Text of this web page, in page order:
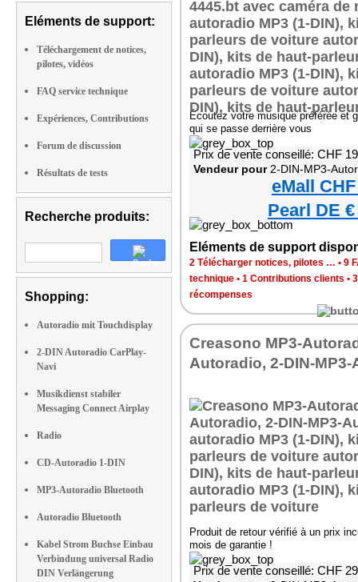
Eléments de support:
Téléchargement de notices,
pilotes, vidéos
FAQ service technique
Expériences, Contributions
Forum de discussion
Résultats de tests
Recherche produits:
Shopping:
Autoradio mit Touchdisplay
2-DIN Autoradio CarPlay-
Navi
Musikdienst stabiler
Messaging Connect Airplay
Radio
CD-Autoradio 1-DIN
MP3-Autoradio Bluetooth
Autoradio Bluetooth
Kabel Strom Buchse Einbau
Verbindung universal Radio
DIN Verlängerung
Écoutez votre musique préférée et
qui se passe derrière vous
Prix de vente conseillé: CHF
Vendeur pour2-DIN-MP3-Autoradio mit
eMall
Pearl DE
Eléments de support
2 Télécharger notices, pilotes … • 9
technique • 1 Contributions clients •
récompenses
Creasono MP3-
Autoradio, 2-DIN-
Produit de retour vérifié à un prix
mois de garantie !
Prix de vente conseillé: CHF